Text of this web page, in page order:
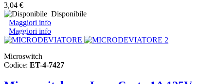
3,04 €
Disponibile
Maggiori info
Maggiori info
Microswitch
Codice: ET-4-7427